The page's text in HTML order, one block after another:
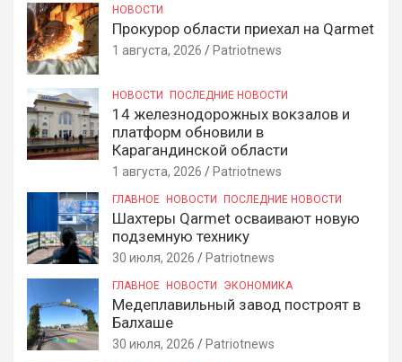
НОВОСТИ
Прокурор области приехал на Qarmet
1 августа, 2026 Patriotnews
НОВОСТИ ПОСЛЕДНИЕ НОВОСТИ
14 железнодорожных вокзалов и
платформ обновили в
Карагандинской области
1 августа, 2026 Patriotnews
ГЛАВНОЕ НОВОСТИ ПОСЛЕДНИЕ НОВОСТИ
Шахтеры Qarmet осваивают новую
подземную технику
30 июля, 2026 Patriotnews
ГЛАВНОЕ НОВОСТИ ЭКОНОМИКА
Медеплавильный завод построят в
Балхаше
30 июля, 2026 Patriotnews